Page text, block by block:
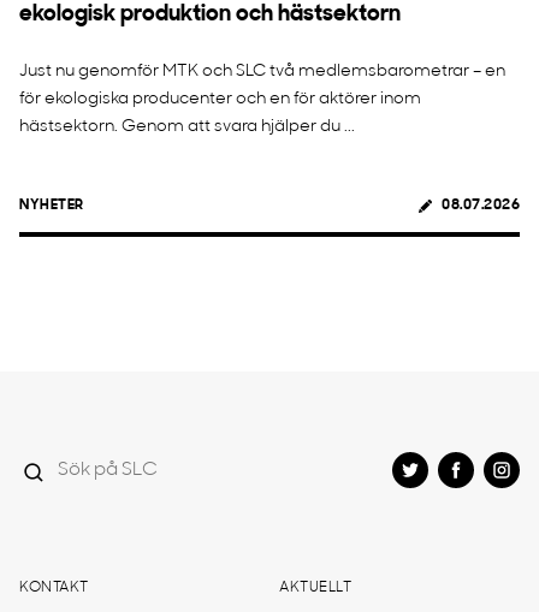
ekologisk produktion och hästsektorn
Just nu genomför MTK och SLC två medlemsbarometrar – en
för ekologiska producenter och en för aktörer inom
hästsektorn. Genom att svara hjälper du ...
NYHETER 08.07.2026
KONTAKT AKTUELLT